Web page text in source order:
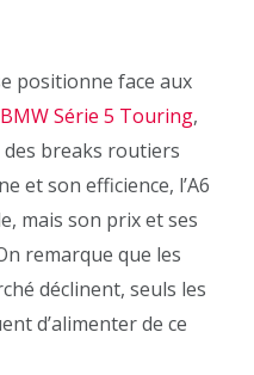
positionne face aux
BMW Série 5 Touring,
breaks routiers
et son efficience, l’A6
mais son prix et ses
remarque que les
déclinent, seuls les
d’alimenter de ce